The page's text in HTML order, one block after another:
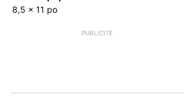
8,5 x 11 po
PUBLICITÉ